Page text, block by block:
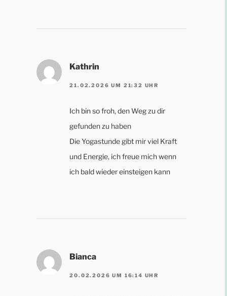
Kathrin
21.02.2026 UM 21:32 UHR
Ich bin so froh, den Weg zu dir
gefunden zu haben
Die Yogastunde gibt mir viel Kraft
und Energie, ich freue mich wenn
ich bald wieder einsteigen kann
Bianca
20.02.2026 UM 16:14 UHR